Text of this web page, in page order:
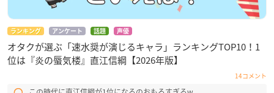
ランキング アンケート 話題 声優
オタクが選ぶ「速水奨が演じるキャラ」ランキングTOP10！1
位は『炎の蜃気楼』直江信綱【2026年版】
14コメント